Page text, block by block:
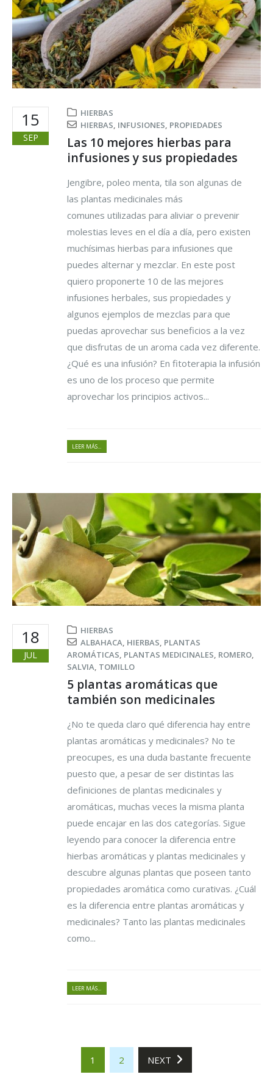
15
SEP
HIERBAS
HIERBAS, INFUSIONES, PROPIEDADES
Las 10 mejores hierbas para
infusiones y sus propiedades
Jengibre, poleo menta, tila son algunas de
las plantas medicinales más
comunes utilizadas para aliviar o prevenir
molestias leves en el día a día, pero existen
muchísimas hierbas para infusiones que
puedes alternar y mezclar. En este post
quiero proponerte 10 de las mejores
infusiones herbales, sus propiedades y
algunos ejemplos de mezclas para que
puedas aprovechar sus beneficios a la vez
que disfrutas de un aroma cada vez diferente.
¿Qué es una infusión? En fitoterapia la infusión
es uno de los proceso que permite
aprovechar los principios activos...
LEER MÁS...
18
JUL
HIERBAS
ALBAHACA, HIERBAS, PLANTAS
AROMÁTICAS, PLANTAS MEDICINALES, ROMERO,
SALVIA, TOMILLO
5 plantas aromáticas que
también son medicinales
¿No te queda claro qué diferencia hay entre
plantas aromáticas y medicinales? No te
preocupes, es una duda bastante frecuente
puesto que, a pesar de ser distintas las
definiciones de plantas medicinales y
aromáticas, muchas veces la misma planta
puede encajar en las dos categorías. Sigue
leyendo para conocer la diferencia entre
hierbas aromáticas y plantas medicinales y
descubre algunas plantas que poseen tanto
propiedades aromática como curativas. ¿Cuál
es la diferencia entre plantas aromáticas y
medicinales? Tanto las plantas medicinales
como...
LEER MÁS...
1 2 NEXT